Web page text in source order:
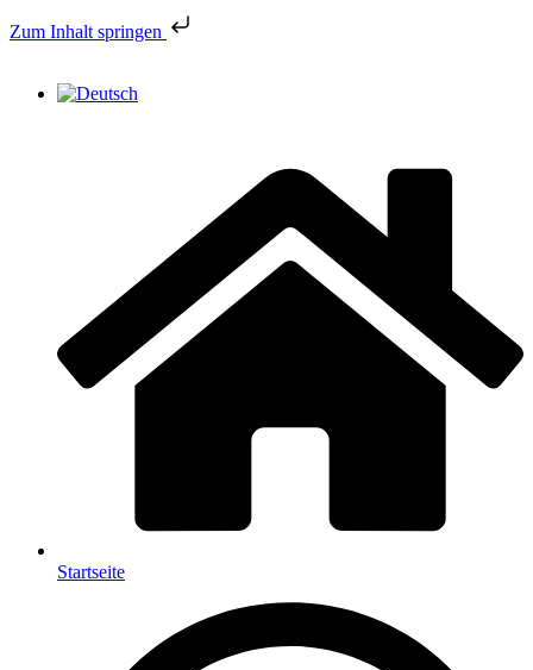
Zum Inhalt springen
Startseite